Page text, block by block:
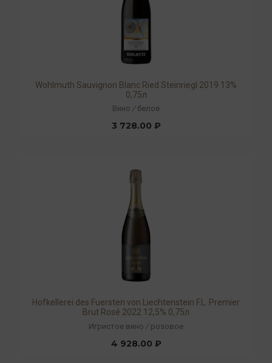
Wohlmuth Sauvignon Blanc Ried Steinriegl 2019 13%
0,75л
Вино / белое
3 728.00 ₽
Hofkellerei des Fuersten von Liechtenstein F.L. Premier
Brut Rosé 2022 12,5% 0,75л
Игристое вино / розовое
4 928.00 ₽